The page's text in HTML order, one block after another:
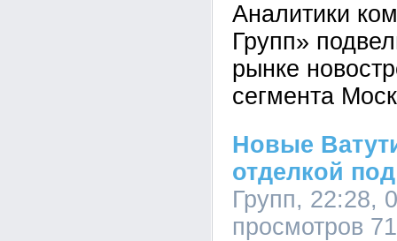
Аналитики
Групп»
рынке
сегмента
Новые
отделкой
Групп, 22:28,
просмотров